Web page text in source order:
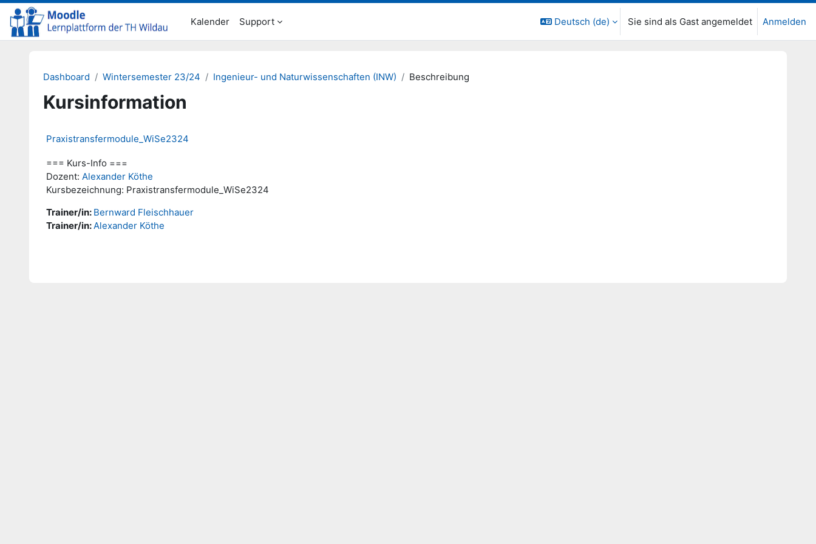
Zum Hauptinhalt
Kalender
Support Deutsch ‎(de)‎ Sie sind als Gast angemeldet Anmelden
Dashboard Wintersemester 23/24 Ingenieur- und Naturwissenschaften (INW) Beschreibung
Kursinformation
Praxistransfermodule_WiSe2324
=== Kurs-Info ===
Dozent: Alexander Köthe
Kursbezeichnung: Praxistransfermodule_WiSe2324
Trainer/in: Bernward Fleischhauer
Trainer/in:Alexander Köthe